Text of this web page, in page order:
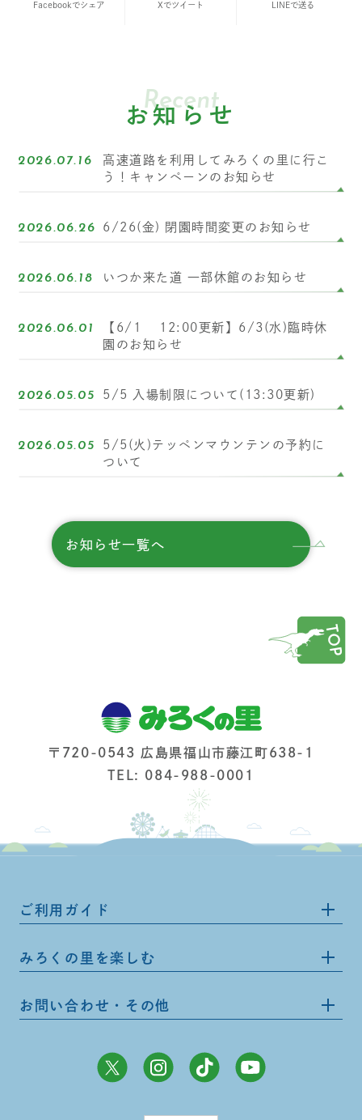
Facebookでシェア Xでツイート LINEで送る
Recent
お知らせ
2026.07.16
高速道路を利用してみろくの里に行こ
う！キャンペーンのお知らせ
2026.06.26 6/26(金) 閉園時間変更のお知らせ
2026.06.18 いつか来た道 一部休館のお知らせ
2026.06.01
【6/1 12:00更新】6/3(水)臨時休
園のお知らせ
2026.05.05 5/5 入場制限について(13:30更新)
2026.05.05
5/5(火)テッペンマウンテンの予約に
ついて
お知らせ一覧へ
〒720-0543 広島県福山市藤江町638-1
TEL: 084-988-0001
ご利用ガイド
みろくの里を楽しむ
お問い合わせ・その他